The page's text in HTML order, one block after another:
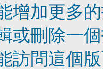
增加更多
或刪除一
訪問這個